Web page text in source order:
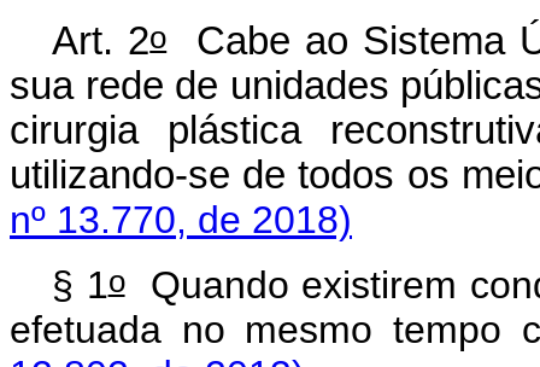
Art. 2oCabe ao Sistema
sua rede de unidades
cirurgia plástica
utilizando-se de todos os
nº 13.770, de 2018)
§ 1oQuando existirem
efetuada no mesmo